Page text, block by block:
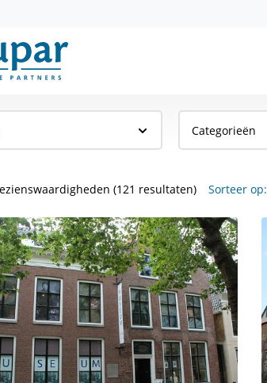
Categorieën
(121 resultaten) Sorteer op: